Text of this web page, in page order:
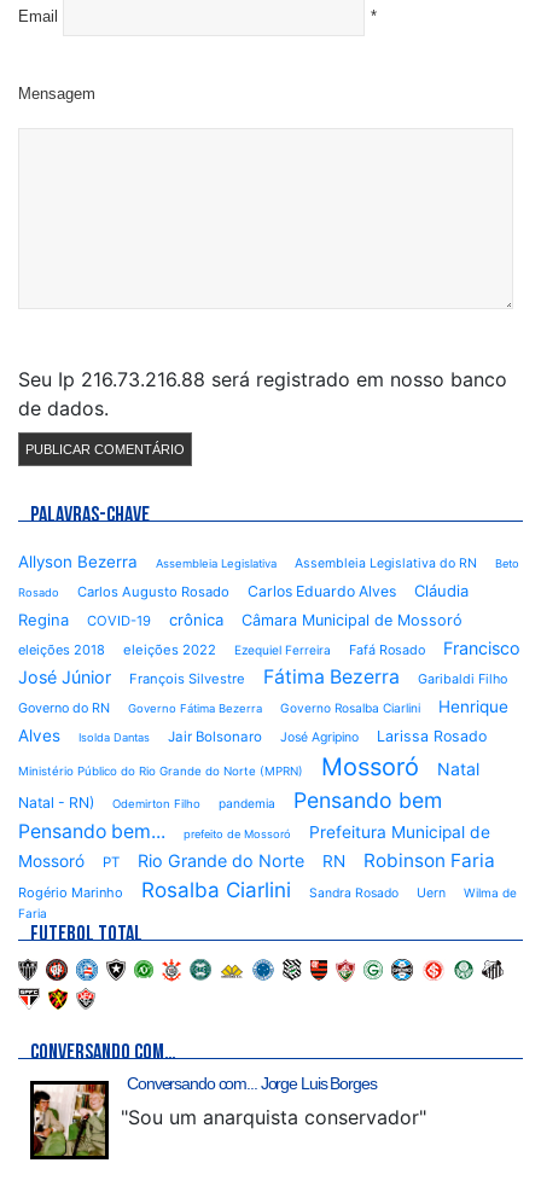
Email *
Mensagem
Seu Ip 216.73.216.88 será registrado em nosso banco
de dados.
PALAVRAS-CHAVE
Allyson Bezerra Assembleia Legislativa Assembleia Legislativa do RN Beto
Rosado Carlos Augusto Rosado Carlos Eduardo Alves
Cláudia
Regina
COVID-19 crônica Câmara Municipal de Mossoró
eleições 2018 eleições 2022 Ezequiel Ferreira Fafá Rosado
Francisco
José Júnior
François Silvestre Fátima Bezerra
Garibaldi Filho
Governo do RN
Governo Fátima Bezerra Governo Rosalba Ciarlini
Henrique
Alves
Isolda Dantas Jair Bolsonaro José Agripino Larissa Rosado
Ministério Público do Rio Grande do Norte (MPRN) Mossoró Natal
Natal - RN) Odemirton Filho pandemia Pensando bem
Pensando bem... prefeito de Mossoró
Prefeitura Municipal de
Mossoró
PT Rio Grande do Norte RN Robinson Faria
Rogério Marinho Rosalba Ciarlini Sandra Rosado Uern
Wilma de
Faria
FUTEBOL TOTAL
CONVERSANDO COM…
Conversando com... Jorge Luis Borges
"Sou um anarquista conservador"